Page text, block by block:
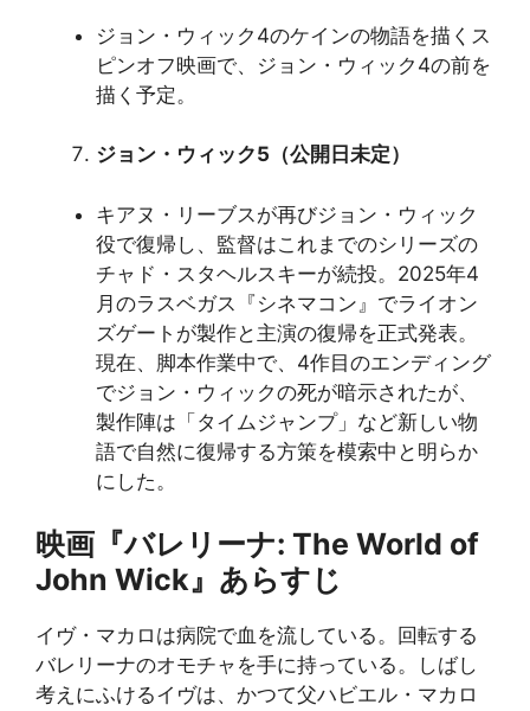
ジョン・ウィック4のケインの物語を描くス
ピンオフ映画で、ジョン・ウィック4の前を
描く予定。
ジョン・ウィック5（公開日未定）
キアヌ・リーブスが再びジョン・ウィック
役で復帰し、監督はこれまでのシリーズの
チャド・スタヘルスキーが続投。2025年4
月のラスベガス『シネマコン』でライオン
ズゲートが製作と主演の復帰を正式発表。
現在、脚本作業中で、4作目のエンディング
でジョン・ウィックの死が暗示されたが、
製作陣は「タイムジャンプ」など新しい物
語で自然に復帰する方策を模索中と明らか
にした。
映画『バレリーナ: The World of
John Wick』あらすじ
イヴ・マカロは病院で血を流している。回転する
バレリーナのオモチャを手に持っている。しばし
考えにふけるイヴは、かつて父ハビエル・マカロ